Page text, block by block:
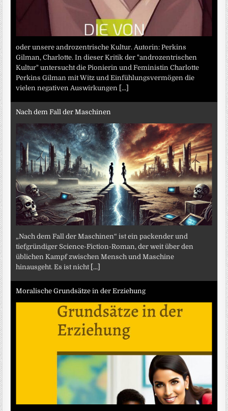
oder unsere androzentrische Kultur. Autorin: Perkins
Gilman, Charlotte. In dieser Kritik der "androzentrischen
Kultur" untersucht die Pionierin und Feministin Charlotte
Perkins Gilman mit Witz und Einfühlungsvermögen die
vielen negativen Auswirkungen [...]
Nach dem Fall der Maschinen
„Nach dem Fall der Maschinen“ ist ein packender und
tiefgründiger Science-Fiction-Roman, der weit über den
üblichen Kampf zwischen Mensch und Maschine
hinausgeht. Es ist nicht [...]
Moralische Grundsätze in der Erziehung